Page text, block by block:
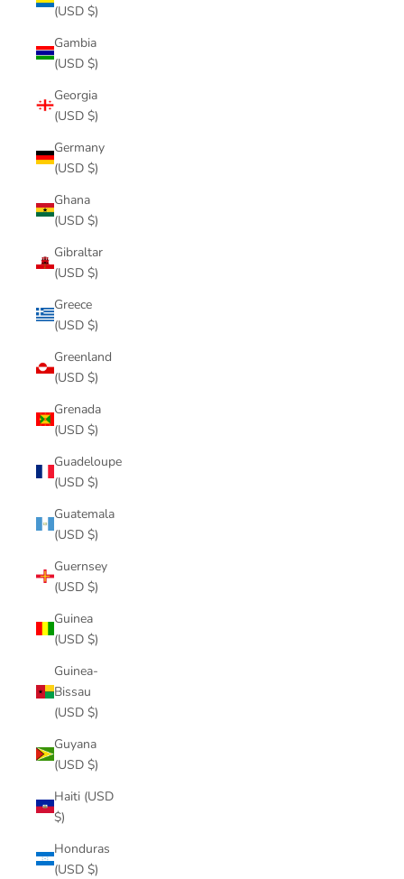
(USD $)
Gambia
(USD $)
Georgia
(USD $)
Germany
(USD $)
Ghana
(USD $)
Gibraltar
(USD $)
Greece
(USD $)
Greenland
(USD $)
Grenada
(USD $)
Guadeloupe
(USD $)
Guatemala
(USD $)
Guernsey
(USD $)
Guinea
(USD $)
Guinea-
Bissau
(USD $)
Guyana
(USD $)
Haiti (USD
$)
Honduras
(USD $)